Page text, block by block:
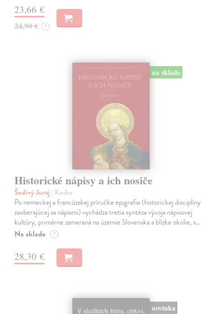
23,66 €
24,90 € ?
na sklade
Historické nápisy a ich nosiče
Šedivý Juraj | Kniha
Po nemeckej a francúzskej príručke epigrafie (historickej disciplíny
zaoberajúcej sa nápismi) vychádza tretia syntéza vývoja nápisovej
kultúry, primárne zameraná na územie Slovenska a blízke okolie, s…
Na sklade ?
28,30 €
novinka